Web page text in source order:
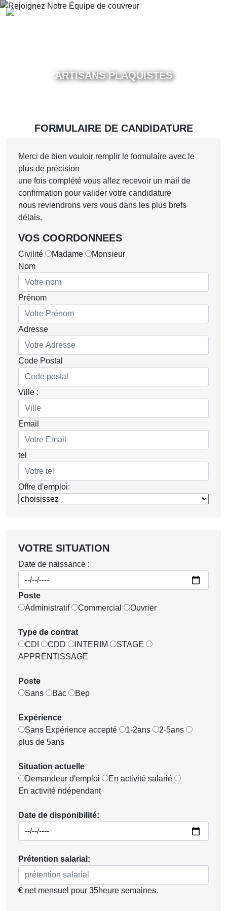
ARTISANS PLAQUISTES
FORMULAIRE DE CANDIDATURE
Merci de bien vouloir remplir le formulaire avec le
plus de précision
une fois complété vous allez recevoir un mail de
confirmation pour valider votre candidature
nous reviendrons vers vous dans les plus brefs
délais.
VOS COORDONNEES
Civilité Madame
Monsieur
Nom
Prénom
Adresse
Code Postal
Ville :
Email
tel
Offre d'emploi:
VOTRE SITUATION
Date de naissance :
Poste
Administratif
Commercial Ouvrier
Type de contrat
CDI
CDD INTERIM
STAGE
APPRENTISSAGE
Poste
Sans
Bac Bep
Expérience
Sans Expérience accepté
1-2ans
2-5ans
plus de 5ans
Situation actuelle
Demandeur d'emploi
En activité salarié
En activité ndépendant
Date de disponibilité:
Prétention salarial:
€ net mensuel pour 35heure semaines.